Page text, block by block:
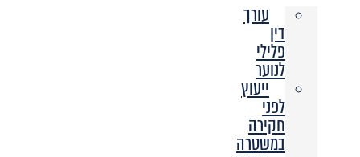
עורך
דין
פלילי
לנוער
ייעוץ
לפני
חקירה
במשטרה